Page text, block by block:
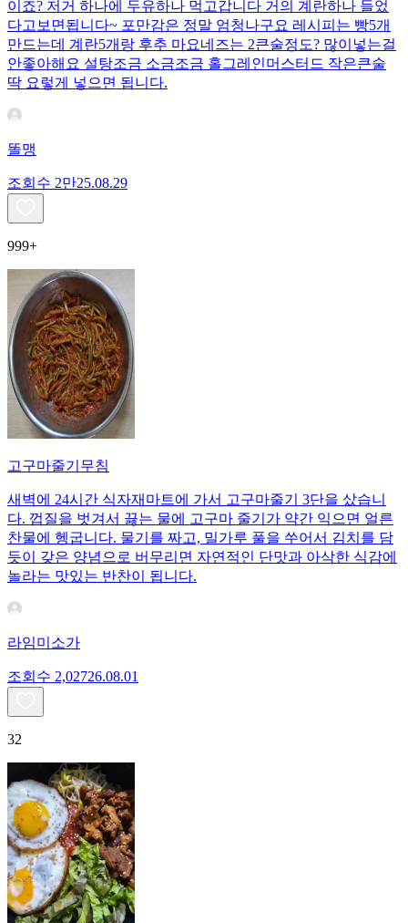
이죠? 저거 하나에 두유하나 먹고갑니다 거의 계란하나 들었
다고보면됩니다~ 포만감은 정말 엄청나구요 레시피는 빵5개
만드는데 계란5개랑 후추 마요네즈는 2큰술정도? 많이넣는걸
안좋아해요 설탕조금 소금조금 홀그레인머스터드 작은큰술
딱 요렇게 넣으면 됩니다.
똘맹
조회수 2만25.08.29
999+
고구마줄기무침
새벽에 24시간 식자재마트에 가서 고구마줄기 3단을 샀습니
다. 껍질을 벗겨서 끓는 물에 고구마 줄기가 약간 익으면 얼른
찬물에 헹굽니다. 물기를 짜고, 밀가루 풀을 쑤어서 김치를 담
듯이 갖은 양념으로 버무리면 자연적인 단맛과 아삭한 식감에
놀라는 맛있는 반찬이 됩니다.
라임미소가
조회수 2,02726.08.01
32